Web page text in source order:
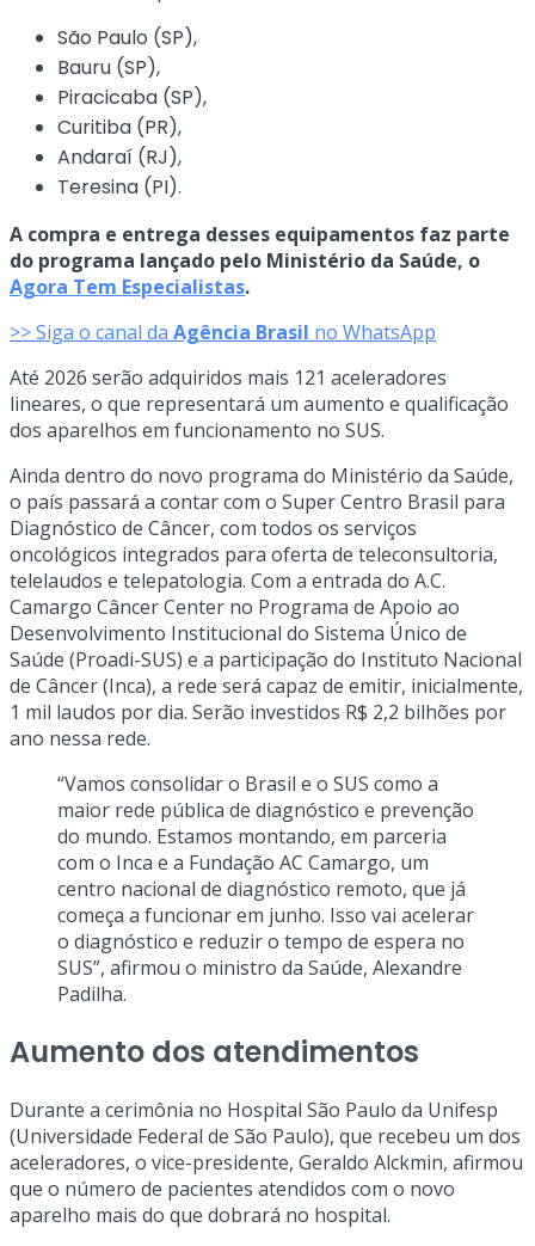
São Paulo (SP),
Bauru (SP),
Piracicaba (SP),
Curitiba (PR),
Andaraí (RJ),
Teresina (PI).
A compra e entrega desses equipamentos faz parte
do programa lançado pelo Ministério da Saúde, o
Agora Tem Especialistas.
>> Siga o canal da Agência Brasil no WhatsApp
Até 2026 serão adquiridos mais 121 aceleradores
lineares, o que representará um aumento e qualificação
dos aparelhos em funcionamento no SUS.
Ainda dentro do novo programa do Ministério da Saúde,
o país passará a contar com o Super Centro Brasil para
Diagnóstico de Câncer, com todos os serviços
oncológicos integrados para oferta de teleconsultoria,
telelaudos e telepatologia. Com a entrada do A.C.
Camargo Câncer Center no Programa de Apoio ao
Desenvolvimento Institucional do Sistema Único de
Saúde (Proadi-SUS) e a participação do Instituto Nacional
de Câncer (Inca), a rede será capaz de emitir, inicialmente,
1 mil laudos por dia. Serão investidos R$ 2,2 bilhões por
ano nessa rede.
“Vamos consolidar o Brasil e o SUS como a
maior rede pública de diagnóstico e prevenção
do mundo. Estamos montando, em parceria
com o Inca e a Fundação AC Camargo, um
centro nacional de diagnóstico remoto, que já
começa a funcionar em junho. Isso vai acelerar
o diagnóstico e reduzir o tempo de espera no
SUS”, afirmou o ministro da Saúde, Alexandre
Padilha.
Aumento dos atendimentos
Durante a cerimônia no Hospital São Paulo da Unifesp
(Universidade Federal de São Paulo), que recebeu um dos
aceleradores, o vice-presidente, Geraldo Alckmin, afirmou
que o número de pacientes atendidos com o novo
aparelho mais do que dobrará no hospital.